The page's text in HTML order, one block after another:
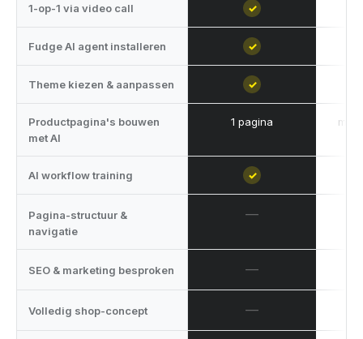
1-op-1 via video call ✓
Fudge AI agent installeren ✓
Theme kiezen & aanpassen ✓
Productpagina's bouwen
met AI
1 pagina
AI workflow training ✓
Pagina-structuur &
navigatie
—
SEO & marketing besproken —
Volledig shop-concept —